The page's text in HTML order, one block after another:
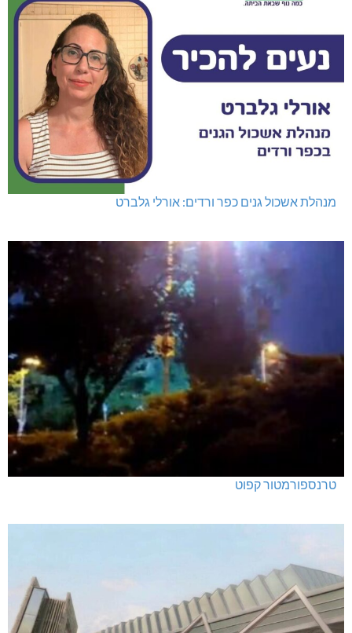
מנהלת אשכול גנים כפר ורדים: אורלי גלברט
טרנספורמטור קפוט